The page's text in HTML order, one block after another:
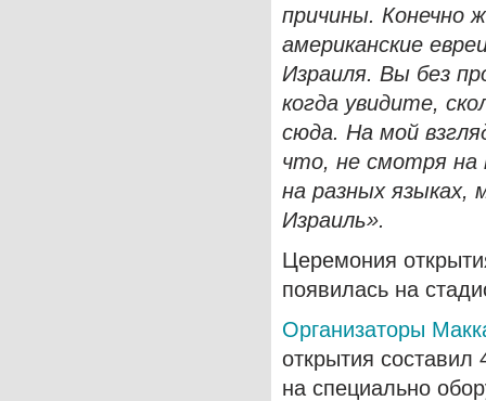
причины. Конечно
американские
Израиля. Вы без
когда увидите,
сюда. На мой
что, не смотря
на разных языках,
Израиль».
Церемония
появилась на
Организаторы
открытия
на специально